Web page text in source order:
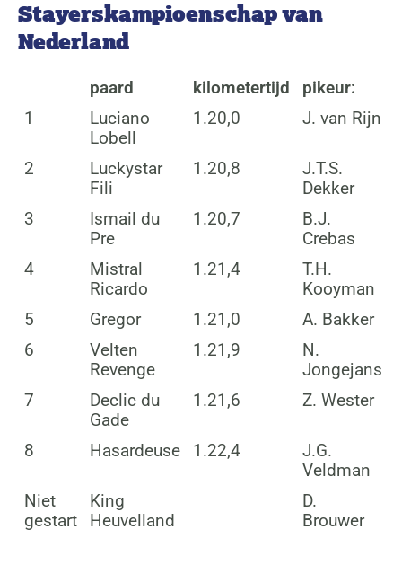
Stayerskampioenschap van
Nederland
paard kilometertijd
pikeur:
1
Luciano
Lobell
1.20,0 J. van Rijn
2
Luckystar
Fili
1.20,8
J.T.S.
Dekker
3
Ismail du
Pre
1.20,7
B.J.
Crebas
4
Mistral
Ricardo
1.21,4
T.H.
Kooyman
5
Gregor 1.21,0
A. Bakker
6
Velten
Revenge
1.21,9
N.
Jongejans
7
Declic du
Gade
1.21,6 Z. Wester
8 Hasardeuse 1.22,4
J.G.
Veldman
Niet
gestart
King
Heuvelland
D.
Brouwer